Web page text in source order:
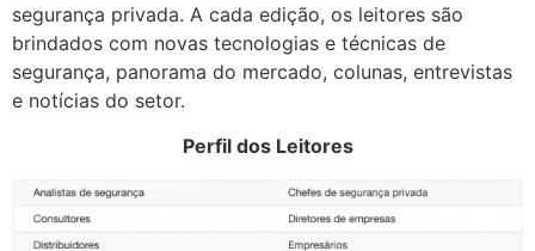
segurança privada. A cada edição, os leitores são
brindados com novas tecnologias e técnicas de
segurança, panorama do mercado, colunas, entrevistas
e notícias do setor.
Perfil dos Leitores